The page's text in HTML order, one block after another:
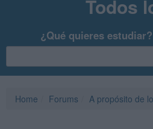
Todos
¿Qué quieres estudiar?
Home Forums A propósito de